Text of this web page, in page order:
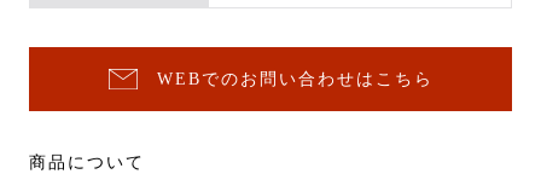
WEBでのお問い合わせはこちら
商品について